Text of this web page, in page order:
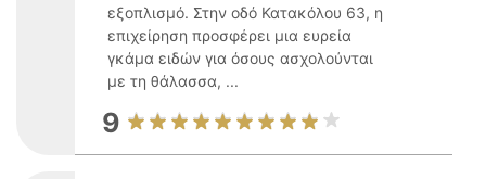
εξοπλισμό. Στην οδό Κατακόλου 63, η
επιχείρηση προσφέρει μια ευρεία
γκάμα ειδών για όσους ασχολούνται
με τη θάλασσα, ...
9